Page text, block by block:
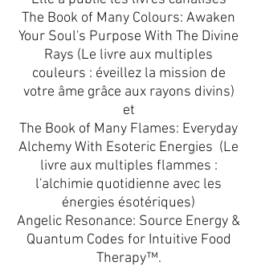
The Book of Many Colours: Awaken
Your Soul's Purpose With The Divine
Rays (Le livre aux multiples
couleurs : éveillez la mission de
votre âme grâce aux rayons divins)
et
The Book of Many Flames: Everyday
Alchemy With Esoteric Energies (Le
livre aux multiples flammes :
l'alchimie quotidienne avec les
énergies ésotériques)
Angelic Resonance: Source Energy &
Quantum Codes for Intuitive Food
Therapy™.